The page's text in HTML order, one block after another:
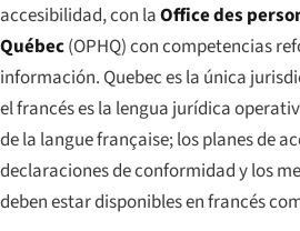
accesibilidad, con laOffice des
Québec(OPHQ) con competencias
información. Quebec es la única
el francés es la lengua jurídica
de la langue française; los planes de
declaraciones de conformidad y los
deben estar disponibles en francés